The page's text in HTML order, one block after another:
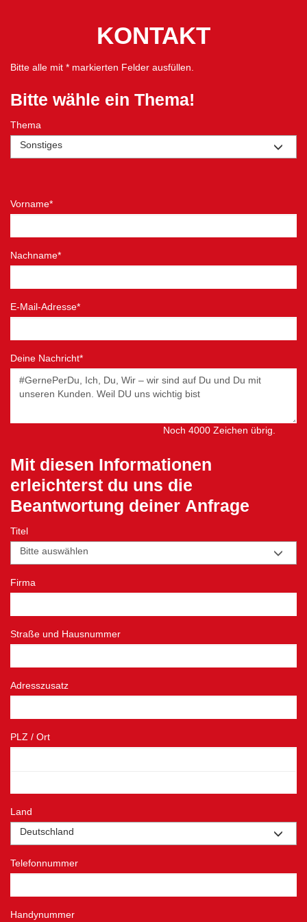
KONTAKT
Bitte alle mit * markierten Felder ausfüllen.
Bitte wähle ein Thema!
Thema
Sonstiges
Vorname*
Nachname*
E-Mail-Adresse*
Deine Nachricht*
Noch 4000 Zeichen übrig.
Mit diesen Informationen
erleichterst du uns die
Beantwortung deiner Anfrage
Titel
Bitte auswählen
Firma
Straße und Haus­nummer
Adresszusatz
PLZ / Ort
Land
Deutschland
Telefon­nummer
Handy­nummer